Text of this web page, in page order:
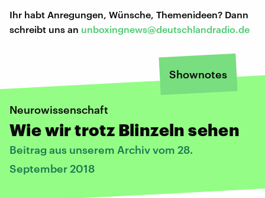
Ihr habt Anregungen, Wünsche, Themenideen? Dann
schreibt uns an unboxingnews@deutschlandradio.de
Shownotes
Neurowissenschaft
Wie wir trotz Blinzeln sehen
Beitrag aus unserem Archiv vom 28.
September 2018